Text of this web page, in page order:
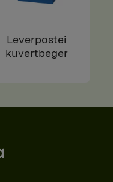
Leverpostei
kuvertbeger